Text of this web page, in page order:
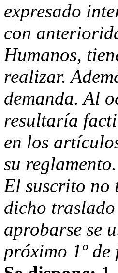
expresado
con
Humanos,
realizar.
demanda. Al
resultaría
en los
su reglamento.
El suscrito no
dicho
aprobarse se
próximo 1º